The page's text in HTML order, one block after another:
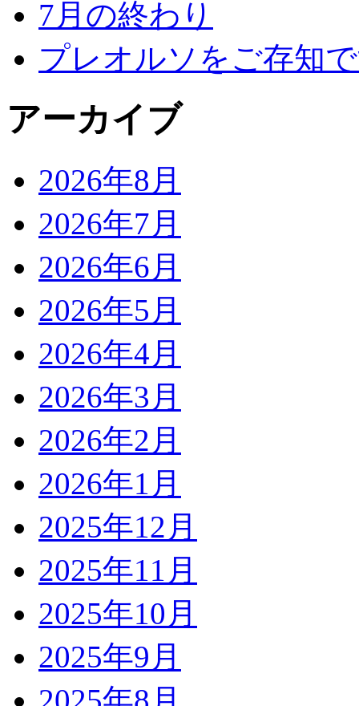
7月の終わり
プレオルソをご存知
アーカイブ
2026年8月
2026年7月
2026年6月
2026年5月
2026年4月
2026年3月
2026年2月
2026年1月
2025年12月
2025年11月
2025年10月
2025年9月